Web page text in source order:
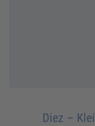
Diez –